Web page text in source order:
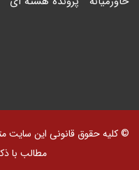
© کلیه حقوق قانونی این سایت
مطالب با